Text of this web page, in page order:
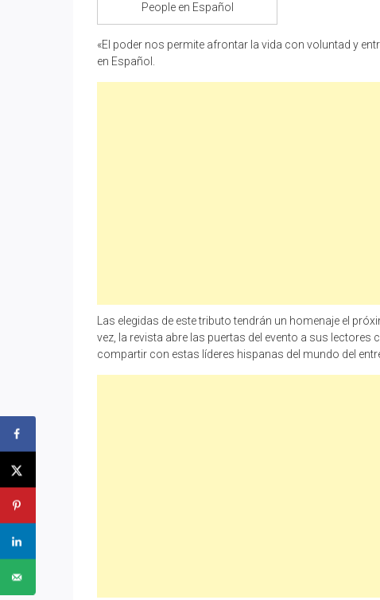
People en Español
«El poder nos permite afrontar la vida con voluntad y
en Español.
Las elegidas de este tributo tendrán un homenaje el
vez, la revista abre las puertas del evento a sus
compartir con estas líderes hispanas del mundo del